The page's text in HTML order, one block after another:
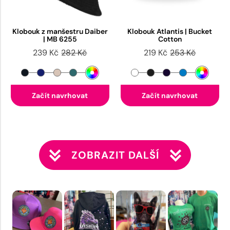
Klobouk z manšestru Daiber
| MB 6255
239 Kč 282 Kč
Začít navrhovat
Klobouk Atlantis | Bucket
Cotton
219 Kč 253 Kč
Začít navrhovat
ZOBRAZIT DALŠÍ